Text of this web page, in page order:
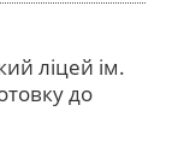
ліцей ім.
до